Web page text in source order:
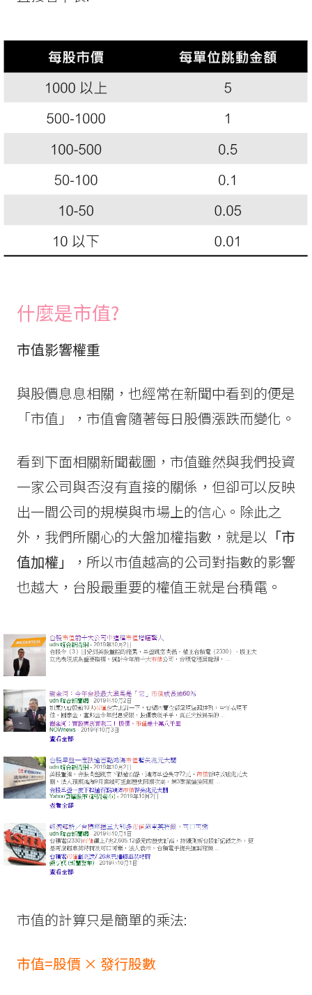
什麼是市值?
市值影響權重
與股價息息相關，也經常在新聞中看到的便是
「市值」，市值會隨著每日股價漲跌而變化。
看到下面相關新聞截圖，市值雖然與我們投資
一家公司與否沒有直接的關係，但卻可以反映
出一間公司的規模與市場上的信心。除此之
外，我們所關心的大盤加權指數，就是以 「市
值加權」
，所以市值越高的公司對指數的影響
也越大，台股最重要的權值王就是台積電。
市值的計算只是簡單的乘法:
市值=股價 × 發行股數